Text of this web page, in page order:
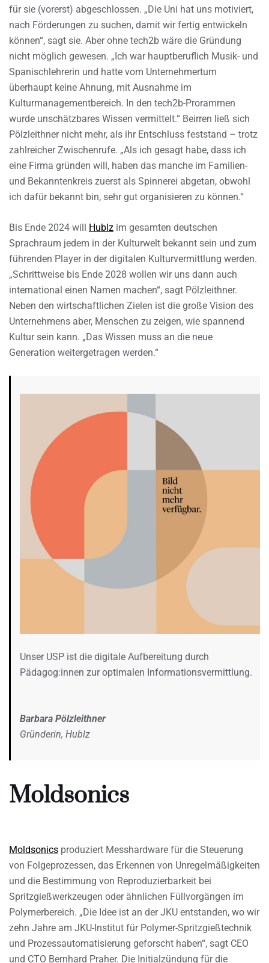
für sie (vorerst) abgeschlossen. „Die Uni hat uns motiviert,
nach Förderungen zu suchen, damit wir fertig entwickeln
können“, sagt sie. Aber ohne tech2b wäre die Gründung
nicht möglich gewesen. „Ich war hauptberuflich Musik- und
Spanischlehrerin und hatte vom Unternehmertum
überhaupt keine Ahnung, mit Ausnahme im
Kulturmanagementbereich. In den tech2b-Prorammen
wurde unschätzbares Wissen vermittelt.“ Beirren ließ sich
Pölzleithner nicht mehr, als ihr Entschluss feststand – trotz
zahlreicher Zwischenrufe. „Als ich gesagt habe, dass ich
eine Firma gründen will, haben das manche im Familien-
und Bekanntenkreis zuerst als Spinnerei abgetan, obwohl
ich dafür bekannt bin, sehr gut organisieren zu können.“
Bis Ende 2024 will Hublz im gesamten deutschen
Sprachraum jedem in der Kulturwelt bekannt sein und zum
führenden Player in der digitalen Kulturvermittlung werden.
„Schrittweise bis Ende 2028 wollen wir uns dann auch
international einen Namen machen“, sagt Pölzleithner.
Neben den wirtschaftlichen Zielen ist die große Vision des
Unternehmens aber, Menschen zu zeigen, wie spannend
Kultur sein kann. „Das Wissen muss an die neue
Generation weitergetragen werden.“
Unser USP ist die digitale Aufbereitung durch
Pädagog:innen zur optimalen Informationsvermittlung.
Barbara Pölzleithner
Gründerin, Hublz
Moldsonics
Moldsonics produziert Messhardware für die Steuerung
von Folgeprozessen, das Erkennen von Unregelmäßigkeiten
und die Bestimmung von Reproduzierbarkeit bei
Spritzgießwerkzeugen oder ähnlichen Füllvorgängen im
Polymerbereich. „Die Idee ist an der JKU entstanden, wo wir
zehn Jahre am JKU-Institut für Polymer-Spritzgießtechnik
und Prozessautomatisierung geforscht haben“, sagt CEO
und CTO Bernhard Praher. Die Initialzündung für die